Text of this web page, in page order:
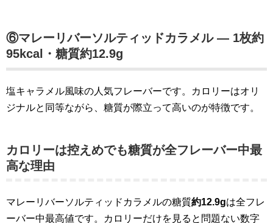
⑥マレーリバーソルティッドカラメル — 1枚約
95kcal・糖質約12.9g
塩キャラメル風味の人気フレーバーです。カロリーはオリ
ジナルと同等ながら、糖質が際立って高いのが特徴です。
カロリーは控えめでも糖質が全フレーバー中最
高な理由
マレーリバーソルティッドカラメルの糖質約12.9gは全フレ
ーバー中最高値です。カロリーだけを見ると問題ない数字